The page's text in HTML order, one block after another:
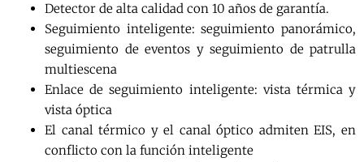
Detector de alta calidad con 10 años de garantía.
Seguimiento inteligente: seguimiento panorámico,
seguimiento de eventos y seguimiento de patrulla
multiescena
Enlace de seguimiento inteligente: vista térmica y
vista óptica
El canal térmico y el canal óptico admiten EIS, en
conflicto con la función inteligente